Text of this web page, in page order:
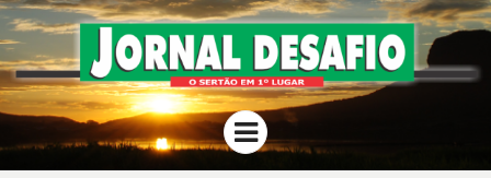
JORNAL
O Sertão em 1º Lugar
Menu